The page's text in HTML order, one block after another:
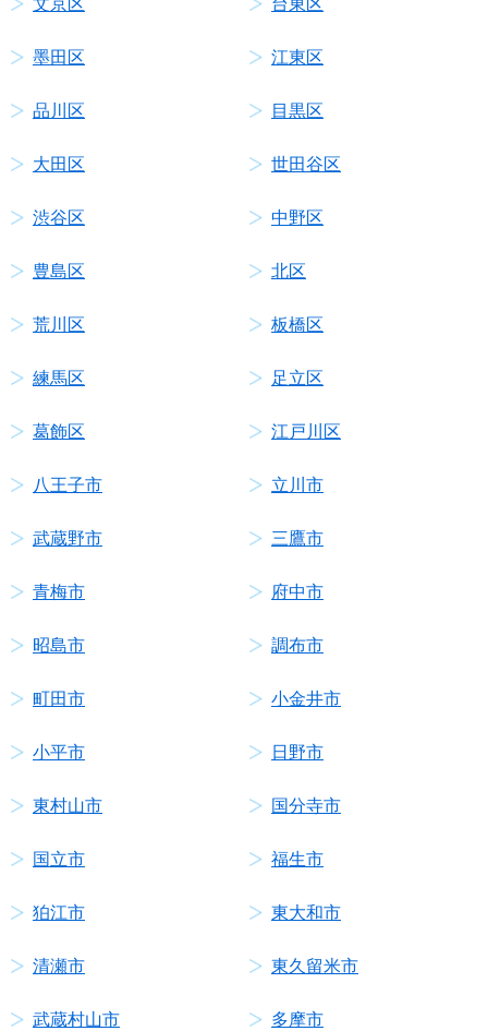
文京区 台東区
墨田区 江東区
品川区 目黒区
大田区 世田谷区
渋谷区 中野区
豊島区 北区
荒川区 板橋区
練馬区 足立区
葛飾区 江戸川区
八王子市 立川市
武蔵野市 三鷹市
青梅市 府中市
昭島市 調布市
町田市 小金井市
小平市 日野市
東村山市 国分寺市
国立市 福生市
狛江市 東大和市
清瀬市 東久留米市
武蔵村山市 多摩市